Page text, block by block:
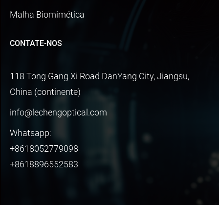
Malha Biomimética
CONTATE-NOS
118 Tong Gang Xi Road DanYang City, Jiangsu,
China (continente)
info@lechengoptical.com
Whatsapp:
+8618052779098
+8618896552583